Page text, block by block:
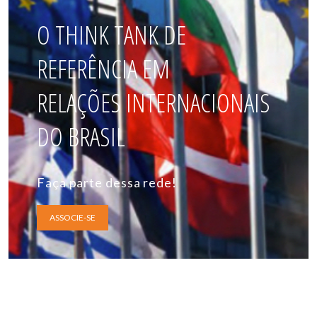
O THINK TANK DE
REFERÊNCIA EM
RELAÇÕES INTERNACIONAIS
DO BRASIL
Faça parte dessa rede!
ASSOCIE-SE